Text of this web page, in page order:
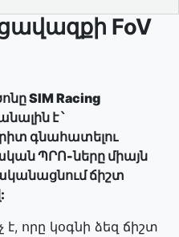
FoV
SIM Racing
է ՝
գնահատելու
ՊՐՈ-ները միայն
ճիշտ
է, որը կօգնի ձեզ ճիշտ